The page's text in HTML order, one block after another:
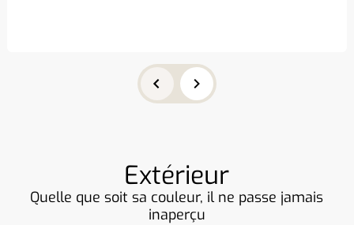
Extérieur
Quelle que soit sa couleur, il ne passe jamais
inaperçu